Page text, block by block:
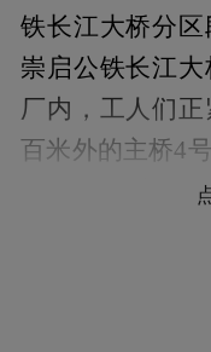
铁长江大桥分
崇启公铁长江
厂内，工人们
百米外的主桥4
进行的2个主墩